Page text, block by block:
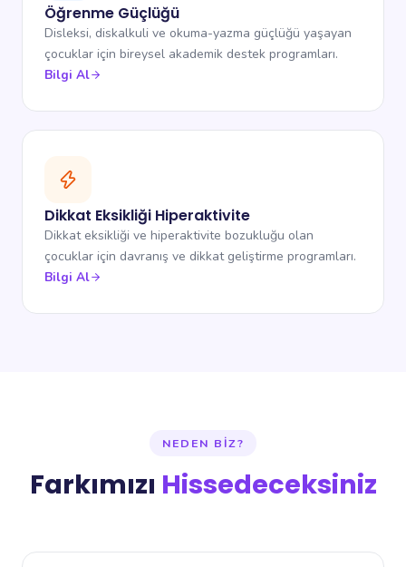
Öğrenme Güçlüğü
Disleksi, diskalkuli ve okuma-yazma güçlüğü yaşayan
çocuklar için bireysel akademik destek programları.
Bilgi Al
Dikkat Eksikliği Hiperaktivite
Dikkat eksikliği ve hiperaktivite bozukluğu olan
çocuklar için davranış ve dikkat geliştirme programları.
Bilgi Al
NEDEN BIZ?
Farkımızı Hissedeceksiniz